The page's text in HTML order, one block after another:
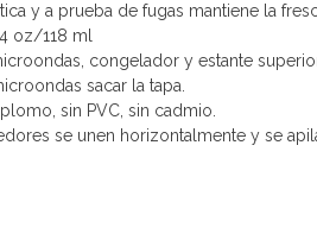
y a prueba de fugas mantiene la
oz/118 ml
congelador y estante
sacar la tapa.
sin PVC, sin cadmio.
se unen horizontalmente y se